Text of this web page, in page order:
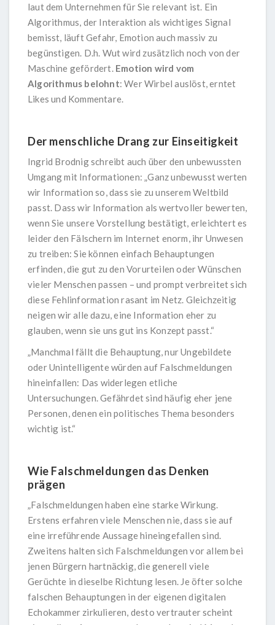
laut dem Unternehmen für Sie relevant ist. Ein
Algorithmus, der Interaktion als wichtiges Signal
bemisst, läuft Gefahr, Emotion auch massiv zu
begünstigen. D.h. Wut wird zusätzlich noch von der
Maschine gefördert. Emotion wird vom
Algorithmus belohnt: Wer Wirbel auslöst, erntet
Likes und Kommentare.
Der menschliche Drang zur Einseitigkeit
Ingrid Brodnigschreibt auch über den unbewussten
Umgang mit Informationen: „Ganz unbewusst werten
wir Information so, dass sie zu unserem Weltbild
passt. Dass wir Information als wertvoller bewerten,
wenn Sie unsere Vorstellung bestätigt, erleichtert es
leider den Fälschern im Internet enorm, ihr Unwesen
zu treiben: Sie können einfach Behauptungen
erfinden, die gut zu den Vorurteilen oder Wünschen
vieler Menschen passen – und prompt verbreitet sich
diese Fehlinformation rasant im Netz. Gleichzeitig
neigen wir alle dazu, eine Information eher zu
glauben, wenn sie uns gut ins Konzept passt.“
„Manchmal fällt die Behauptung, nur Ungebildete
oder Unintelligente würden auf Falschmeldungen
hineinfallen: Das widerlegen etliche
Untersuchungen. Gefährdet sind häufig eher jene
Personen, denen ein politisches Thema besonders
wichtig ist.“
Wie Falschmeldungen das Denken
prägen
„Falschmeldungen haben eine starke Wirkung.
Erstens erfahren viele Menschen nie, dass sie auf
eine irreführende Aussage hineingefallen sind.
Zweitens halten sich Falschmeldungen vor allem bei
jenen Bürgern hartnäckig, die generell viele
Gerüchte in dieselbe Richtung lesen. Je öfter solche
falschen Behauptungen in der eigenen digitalen
Echokammer zirkulieren, desto vertrauter scheint